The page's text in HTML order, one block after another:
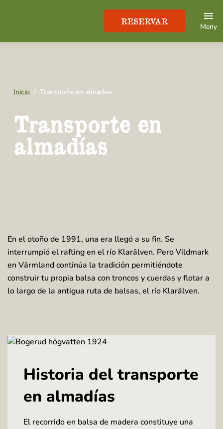
RESERVAR
Meny
Inicio Transporte en almadías
Transporte en
almadías
En el otoño de 1991, una era llegó a su fin. Se
interrumpió el rafting en el río Klarälven. Pero Vildmark
en Värmland continúa la tradición permitiéndote
construir tu propia balsa con troncos y cuerdas y flotar a
lo largo de la antigua ruta de balsas, el río Klarälven.
Historia del transporte
en almadías
El recorrido en balsa de madera constituye una